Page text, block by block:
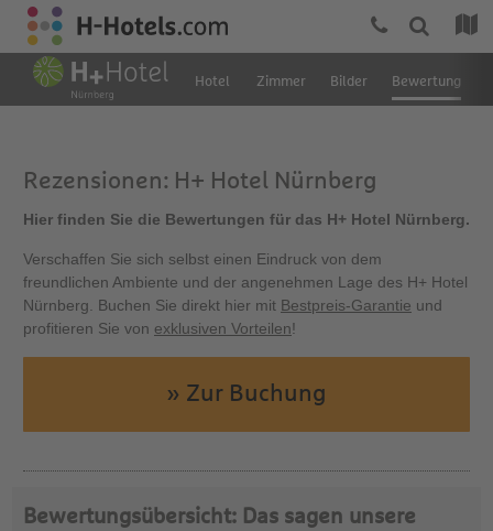
Hotel Zimmer Bilder Bewertung
Rezensionen: H+ Hotel Nürnberg
Hier finden Sie die Bewertungen für das H+ Hotel Nürnberg.
Verschaffen Sie sich selbst einen Eindruck von dem
freundlichen Ambiente und der angenehmen Lage des H+ Hotel
Nürnberg. Buchen Sie direkt hier mit Bestpreis-Garantie und
profitieren Sie von exklusiven Vorteilen!
» Zur Buchung
Bewertungsübersicht: Das sagen unsere